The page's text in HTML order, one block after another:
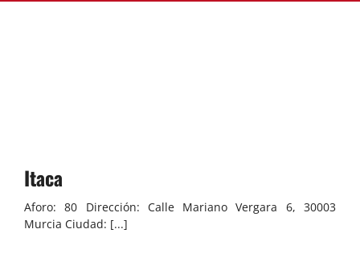
Itaca
Aforo: 80 Dirección: Calle Mariano Vergara 6, 30003
Murcia Ciudad: [...]